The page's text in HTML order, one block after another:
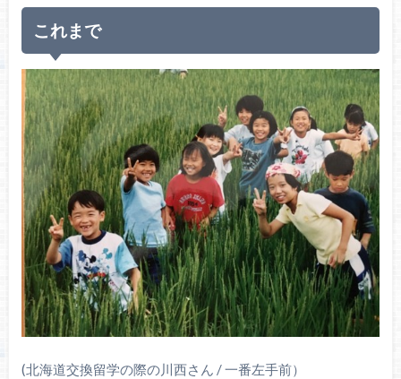
これまで
(北海道交換留学の際の川西さん / 一番左手前）